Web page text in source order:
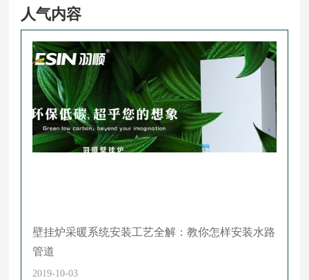
人气内容
壁挂炉采暖系统安装工艺全解：教你怎样安装水路
管道
2019-10-03